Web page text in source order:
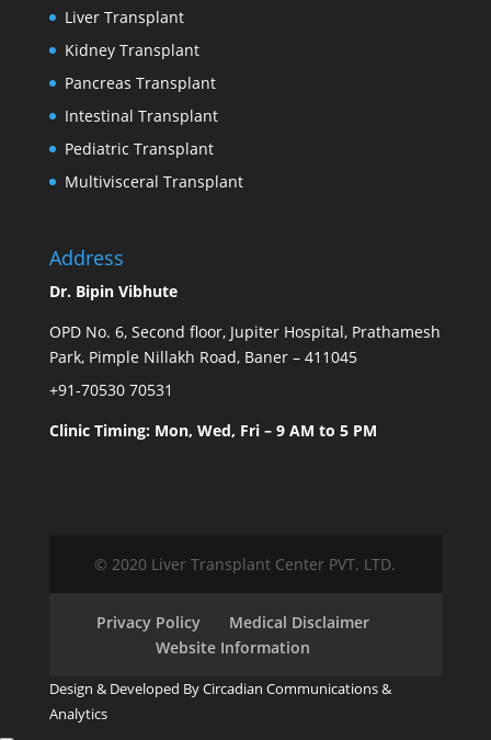
Liver Transplant
Kidney Transplant
Pancreas Transplant
Intestinal Transplant
Pediatric Transplant
Multivisceral Transplant
Address
Dr. Bipin Vibhute
OPD No. 6, Second floor, Jupiter Hospital, Prathamesh
Park, Pimple Nillakh Road, Baner – 411045
+91-70530 70531
Clinic Timing: Mon, Wed, Fri – 9 AM to 5 PM
© 2020 Liver Transplant Center PVT. LTD.
Privacy Policy
Medical Disclaimer
Website Information
Design & Developed By Circadian Communications &
Analytics